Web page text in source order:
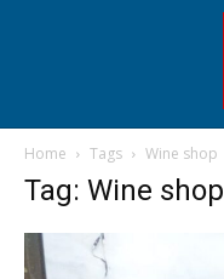
Home Tags Wine shop
Tag: Wine shop